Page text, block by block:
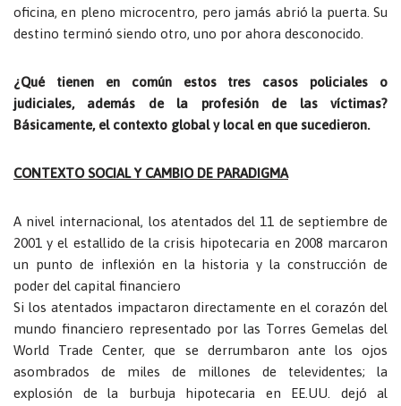
oficina, en pleno microcentro, pero jamás abrió la puerta. Su
destino terminó siendo otro, uno por ahora desconocido.
¿Qué tienen en común estos tres casos policiales o
judiciales, además de la profesión de las víctimas?
Básicamente, el contexto global y local en que sucedieron.
CONTEXTO SOCIAL Y CAMBIO DE PARADIGMA
A nivel internacional, los atentados del 11 de septiembre de
2001 y el estallido de la crisis hipotecaria en 2008 marcaron
un punto de inflexión en la historia y la construcción de
poder del capital financiero
Si los atentados impactaron directamente en el corazón del
mundo financiero representado por las Torres Gemelas del
World Trade Center, que se derrumbaron ante los ojos
asombrados de miles de millones de televidentes; la
explosión de la burbuja hipotecaria en EE.UU. dejó al